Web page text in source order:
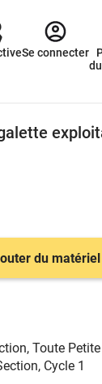
Se connecter
du matériel
, Toute
, Cycle 1